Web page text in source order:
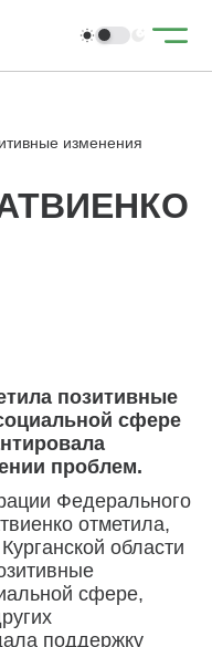
изменения
позитивные
сфере
проблем.
Федерального
отметила,
области
сфере,
поддержку